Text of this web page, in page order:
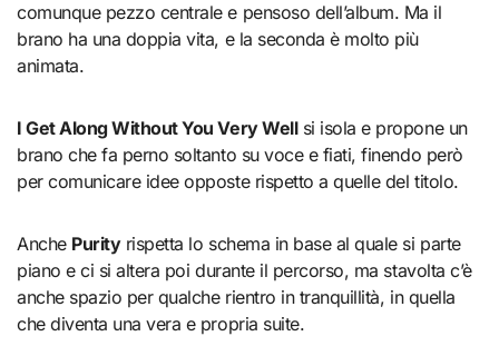
comunque pezzo centrale e pensoso dell’album. Ma il
brano ha una doppia vita, e la seconda è molto più
animata.
I Get Along Without You Very Wellsi isola e propone un
brano che fa perno soltanto su voce e fiati, finendo però
per comunicare idee opposte rispetto a quelle del titolo.
Anche Purityrispetta lo schema in base al quale si parte
piano e ci si altera poi durante il percorso, ma stavolta c’è
anche spazio per qualche rientro in tranquillità, in quella
che diventa una vera e propria suite.